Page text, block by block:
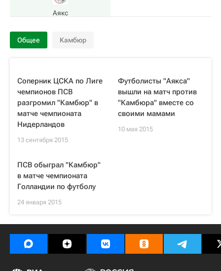
Аякс
Общее Камбюр
Соперник ЦСКА по Лиге
чемпионов ПСВ
разгромил "Камбюр" в
матче чемпионата
Нидерландов
13 сентября 2015
Футболисты "Аякса"
вышли на матч против
"Камбюра" вместе со
своими мамами
10 мая 2015
ПСВ обыграл "Камбюр"
в матче чемпионата
Голландии по футболу
24 января 2015